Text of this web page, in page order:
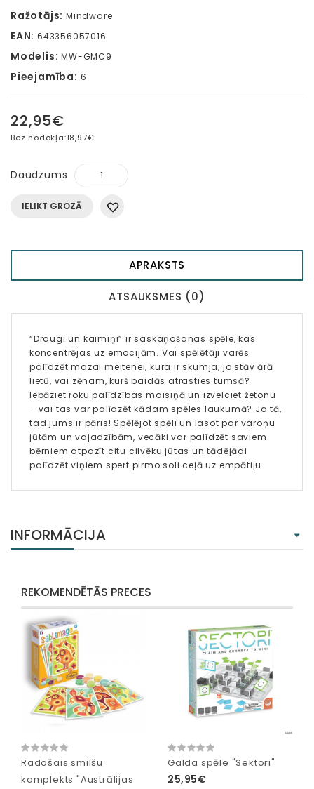
Ražotājs: Mindware
EAN: 643356057016
Modelis: MW-GMC9
Pieejamība: 6
22,95€
Bez nodokļa:18,97€
Daudzums
IELIKT GROZĀ
APRAKSTS
ATSAUKSMES (0)
“Draugi un kaimiņi” ir saskaņošanas spēle, kas
koncentrējas uz emocijām. Vai spēlētāji varēs
palīdzēt mazai meitenei, kura ir skumja, jo stāv ārā
lietū, vai zēnam, kurš baidās atrasties tumsā?
Iebāziet roku palīdzības maisiņā un izvelciet žetonu
– vai tas var palīdzēt kādam spēles laukumā? Ja tā,
tad jums ir pāris! Spēlējot spēli un lasot par varoņu
jūtām un vajadzībām, vecāki var palīdzēt saviem
bērniem atpazīt citu cilvēku jūtas un tādējādi
palīdzēt viņiem spert pirmo soli ceļā uz empātiju.
INFORMĀCIJA
REKOMENDĒTĀS PRECES
Radošais smilšu
komplekts "Austrālijas
Galda spēle "Sektori"
25,95€